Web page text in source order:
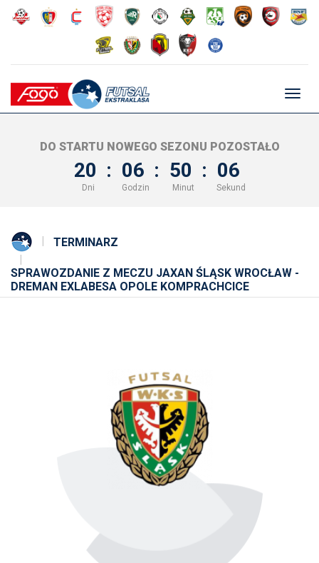
DO STARTU NOWEGO SEZONU POZOSTAŁO
20 : 06 : 50 : 06
Dni Godzin Minut Sekund
TERMINARZ
SPRAWOZDANIE Z MECZU JAXAN ŚLĄSK WROCŁAW -
DREMAN EXLABESA OPOLE KOMPRACHCICE